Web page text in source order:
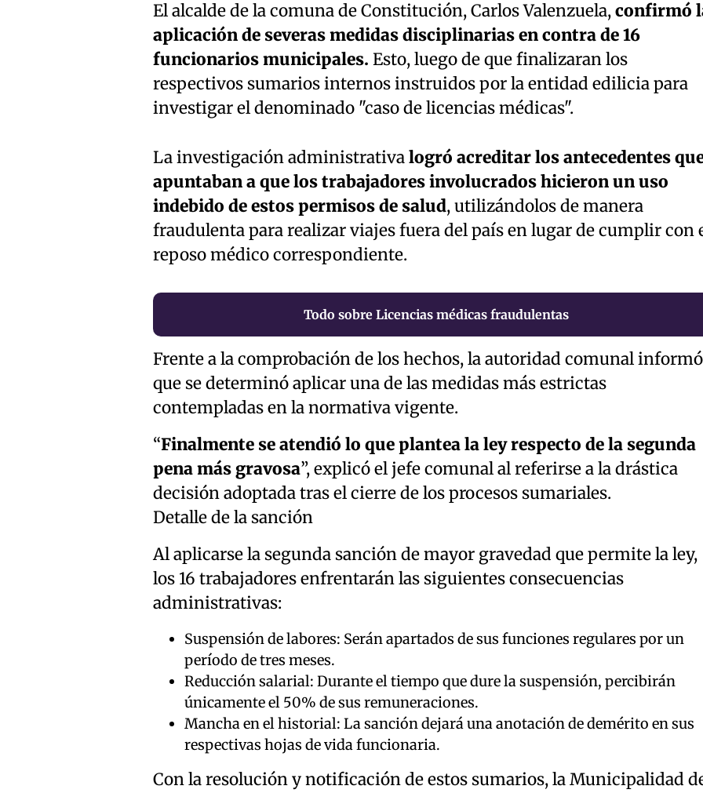
El alcalde de la comuna de Constitución, Carlos Valenzuela,confirmó
aplicación de severas medidas disciplinarias en contra de 16
funcionarios municipales. Esto, luego de que finalizaran los
respectivos sumarios internos instruidos por la entidad edilicia para
investigar el denominado "caso de licencias médicas".
La investigación administrativalogró acreditar los antecedentes
apuntaban a que los trabajadores involucrados hicieron un uso
indebido de estos permisos de salud, utilizándolos de manera
fraudulenta para realizar viajes fuera del país en lugar de cumplir con
reposo médico correspondiente.
Todo sobre Licencias médicas fraudulentas
Frente a la comprobación de los hechos, la autoridad comunal informó
que se determinó aplicar una de las medidas más estrictas
contempladas en la normativa vigente.
“Finalmente se atendió lo que plantea la ley respecto de la segunda
pena más gravosa”, explicó el jefe comunal al referirse a la drástica
decisión adoptada tras el cierre de los procesos sumariales.
Detalle de la sanción
Al aplicarse la segunda sanción de mayor gravedad que permite la ley,
los 16 trabajadores enfrentarán las siguientes consecuencias
administrativas:
Suspensión de labores: Serán apartados de sus funciones regulares por un
período de tres meses.
Reducción salarial: Durante el tiempo que dure la suspensión, percibirán
únicamente el 50% de sus remuneraciones.
Mancha en el historial: La sanción dejará una anotación de demérito en sus
respectivas hojas de vida funcionaria.
Con la resolución y notificación de estos sumarios, la Municipalidad